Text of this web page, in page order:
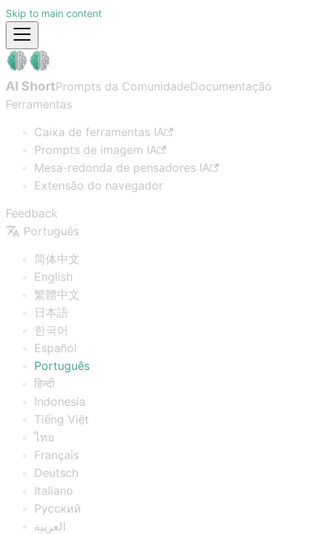
Skip to main content
AI ShortPrompts da ComunidadeDocumentação
Ferramentas
Caixa de ferramentas IA
Prompts de imagem IA
Mesa-redonda de pensadores IA
Extensão do navegador
Feedback
Português
简体中文
English
繁體中文
日本語
한국어
Español
Português
हिन्दी
Indonesia
Tiếng Việt
ไทย
Français
Deutsch
Italiano
Русский
العربية